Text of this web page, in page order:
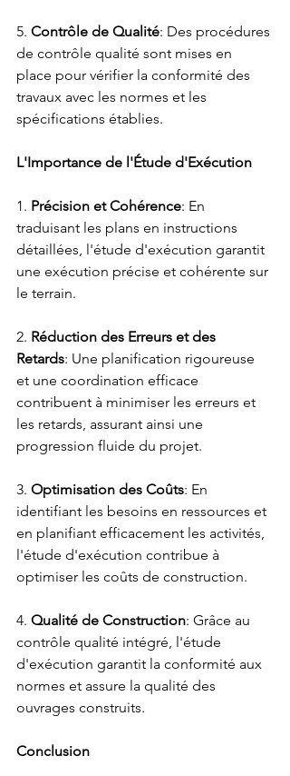
5. Contrôle de Qualité: Des procédures
de contrôle qualité sont mises en
place pour vérifier la conformité des
travaux avec les normes et les
spécifications établies.
L'Importance de l'Étude d'Exécution
1. Précision et Cohérence: En
traduisant les plans en instructions
détaillées, l'étude d'exécution garantit
une exécution précise et cohérente sur
le terrain.
2. Réduction des Erreurs et des
Retards: Une planification rigoureuse
et une coordination efficace
contribuent à minimiser les erreurs et
les retards, assurant ainsi une
progression fluide du projet.
3. Optimisation des Coûts: En
identifiant les besoins en ressources et
en planifiant efficacement les activités,
l'étude d'exécution contribue à
optimiser les coûts de construction.
4. Qualité de Construction: Grâce au
contrôle qualité intégré, l'étude
d'exécution garantit la conformité aux
normes et assure la qualité des
ouvrages construits.
Conclusion